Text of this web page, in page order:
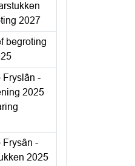
2027
begroting
Fryslân -
2025
Frysân -
2025